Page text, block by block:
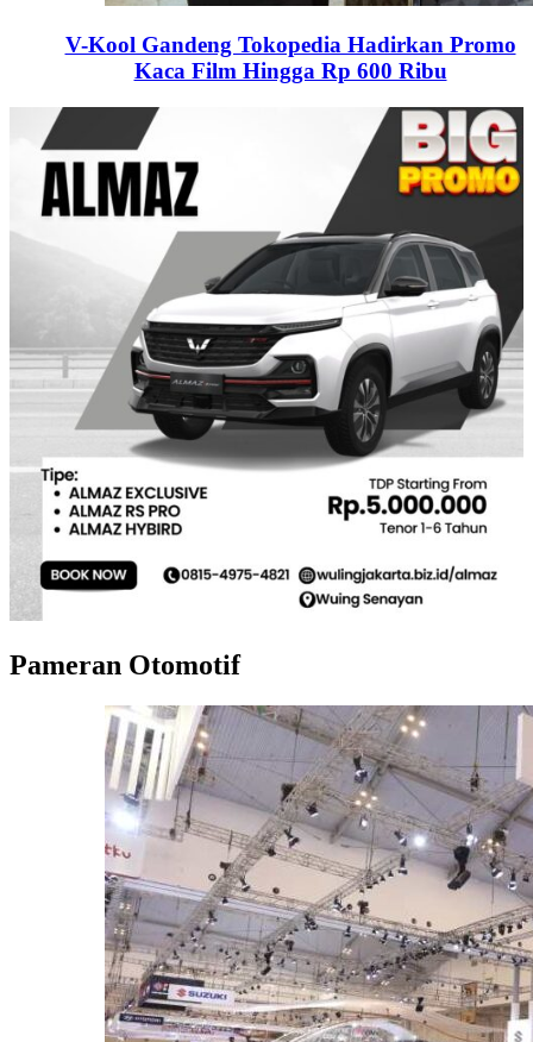
V-Kool Gandeng Tokopedia Hadirkan Promo
Kaca Film Hingga Rp 600 Ribu
Pameran Otomotif